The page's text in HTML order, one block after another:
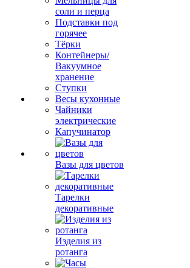
соли и перца
Подставки под
горячее
Тёрки
Контейнеры/
Вакуумное
хранение
Ступки
Весы кухонные
Чайники
электрические
Капучинатор
Вазы для цветов
Тарелки
декоративные
Изделия из
ротанга